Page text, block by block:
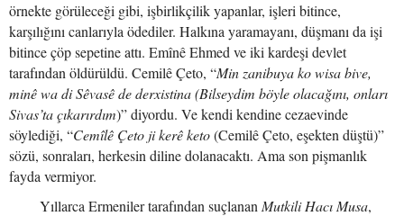
örnekte görüleceği gibi, işbirlikçilik yapanlar, işleri bitince,
karşılığını canlarıyla ödediler. Halkına yaramayanı, düşmanı da işi
bitince çöp sepetine attı. Emînê Ehmed ve iki kardeşi devlet
tarafından öldürüldü. Cemilê Çeto, “Min zanibuya ko wisa bive,
minê wa di Sêvasê de derxistina (Bilseydim böyle olacağını, onları
Sivas’ta çıkarırdım)” diyordu. Ve kendi kendine cezaevinde
söylediği, “Cemîlê Çeto ji kerê keto(Cemilê Çeto, eşekten düştü)”
sözü, sonraları, herkesin diline dolanacaktı. Ama son pişmanlık
fayda vermiyor.
Yıllarca Ermeniler tarafından suçlanan Mutkili Hacı Musa,